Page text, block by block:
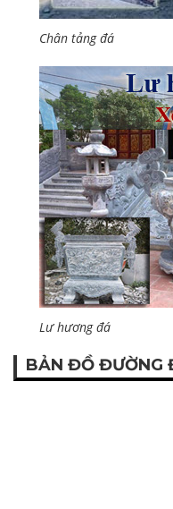
Chân tảng đá
Lư hương đá
BẢN ĐỒ ĐƯỜNG